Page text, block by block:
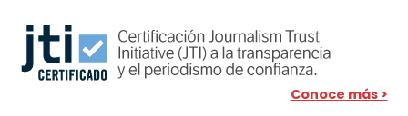
Conoce más >